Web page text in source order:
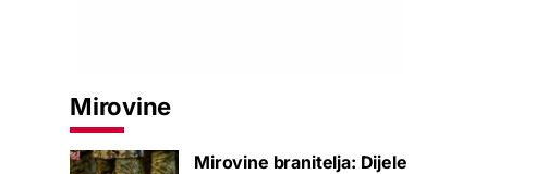
Mirovine
Mirovine branitelja: Dijele